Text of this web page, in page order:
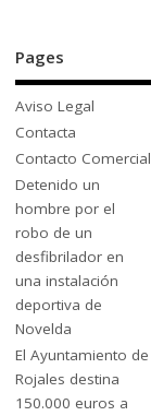
Pages
Aviso Legal
Contacta
Contacto Comercial
Detenido un
hombre por el
robo de un
desfibrilador en
una instalación
deportiva de
Novelda
El Ayuntamiento de
Rojales destina
150.000 euros a